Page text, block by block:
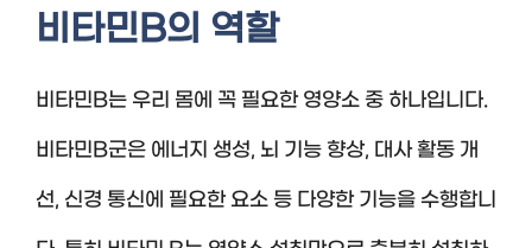
비타민B의 역할
비타민B는 우리 몸에 꼭 필요한 영양소 중 하나입니다.
비타민B군은 에너지 생성, 뇌 기능 향상, 대사 활동 개
선, 신경 통신에 필요한 요소 등 다양한 기능을 수행합니